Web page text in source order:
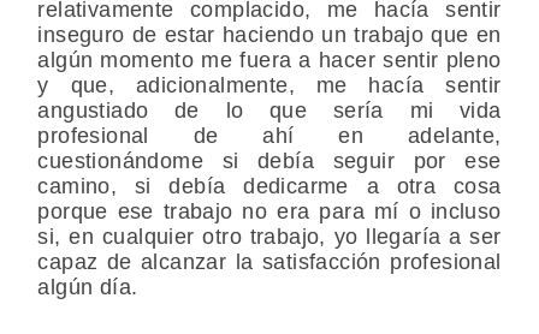
relativamente complacido, me hacía sentir
inseguro de estar haciendo un trabajo que en
algún momento me fuera a hacer sentir pleno
y que, adicionalmente, me hacía sentir
angustiado de lo que sería mi vida
profesional de ahí en adelante,
cuestionándome si debía seguir por ese
camino, si debía dedicarme a otra cosa
porque ese trabajo no era para mí o incluso
si, en cualquier otro trabajo, yo llegaría a ser
capaz de alcanzar la satisfacción profesional
algún día.